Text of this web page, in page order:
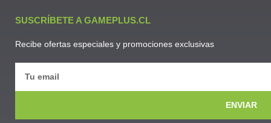
SUSCRÍBETE A GAMEPLUS.CL
Recibe ofertas especiales y promociones exclusivas
ENVIAR